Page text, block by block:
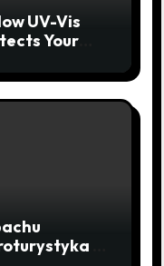
UV-Vis
Your
w